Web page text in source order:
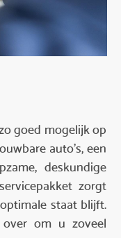
goed mogelijk op
auto’s, een
deskundige
zorgt
staat blijft.
om u zoveel